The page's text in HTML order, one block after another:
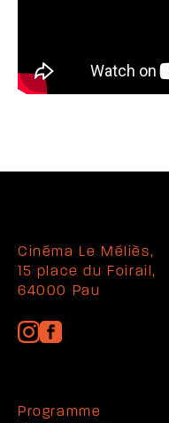
Cinéma Le Méliès,
15 place du Foirail,
64000 Pau
Programme